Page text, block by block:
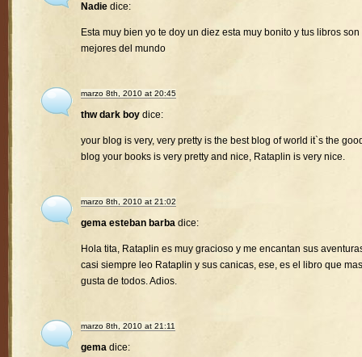
Nadie dice:
Esta muy bien yo te doy un diez esta muy bonito y tus libros son
mejores del mundo
marzo 8th, 2010 at 20:45
thw dark boy dice:
your blog is very, very pretty is the best blog of world it`s the
blog your books is very pretty and nice, Rataplin is very nice.
marzo 8th, 2010 at 21:02
gema esteban barba dice:
Hola tita, Rataplin es muy gracioso y me encantan sus
casi siempre leo Rataplin y sus canicas, ese, es el libro que
gusta de todos. Adios.
marzo 8th, 2010 at 21:11
gema dice: